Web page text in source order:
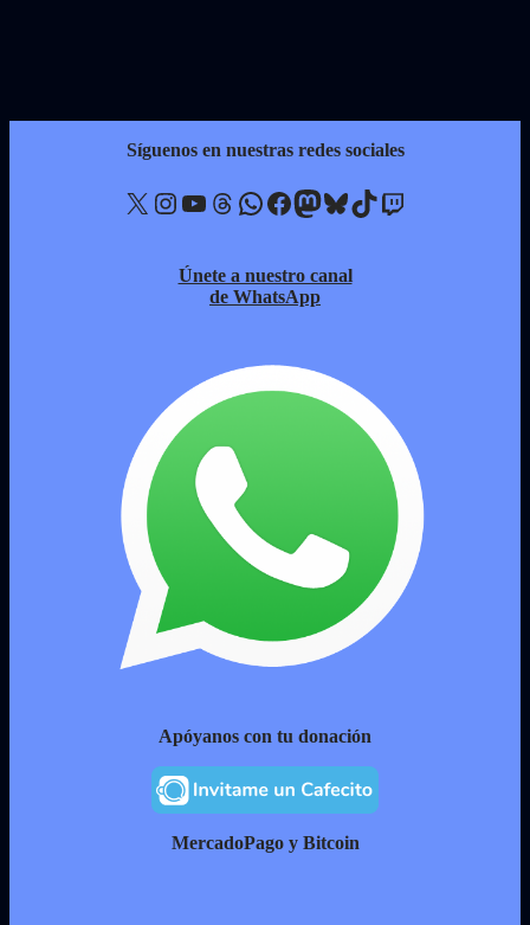
Síguenos en nuestras redes sociales
X Instagram YouTube Threads WhatsApp Facebook Mastodon Bluesky TikTok Twitch
Únete a nuestro canal
de WhatsApp
Apóyanos con tu donación
MercadoPago y Bitcoin